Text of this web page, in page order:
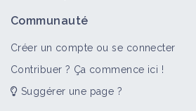
Communauté
Créer un compte ou se connecter
Contribuer ? Ça commence ici !
Suggérer une page ?